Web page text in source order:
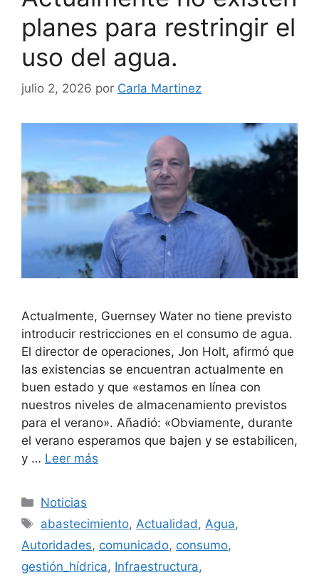
planes para restringir el
uso del agua.
julio 2, 2026 por Carla Martinez
Actualmente, Guernsey Water no tiene previsto
introducir restricciones en el consumo de agua.
El director de operaciones, Jon Holt, afirmó que
las existencias se encuentran actualmente en
buen estado y que «estamos en línea con
nuestros niveles de almacenamiento previstos
para el verano». Añadió: «Obviamente, durante
el verano esperamos que bajen y se estabilicen,
y … Leer más
Categorías
Noticias
Etiquetas
abastecimiento,Actualidad,Agua,
Autoridades, comunicado, consumo,
gestión_hídrica, Infraestructura,